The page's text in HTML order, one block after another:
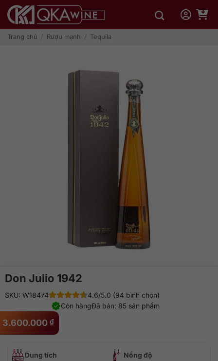
qua
dungTrang chủ / Rượu mạnh / Tequila
Don Julio 1942
3.600.000 ₫
SKU: W18474
4.6/5.0 (94 bình chọn)
Đã bán: 85 sản phẩm
Còn hàng
Dung tích
Nồng độ